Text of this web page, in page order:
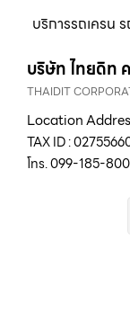
บริการรถเครน
บริษัท ไทยดิท
THAIDIT
Location
TAX ID :
โทร. 099-185-